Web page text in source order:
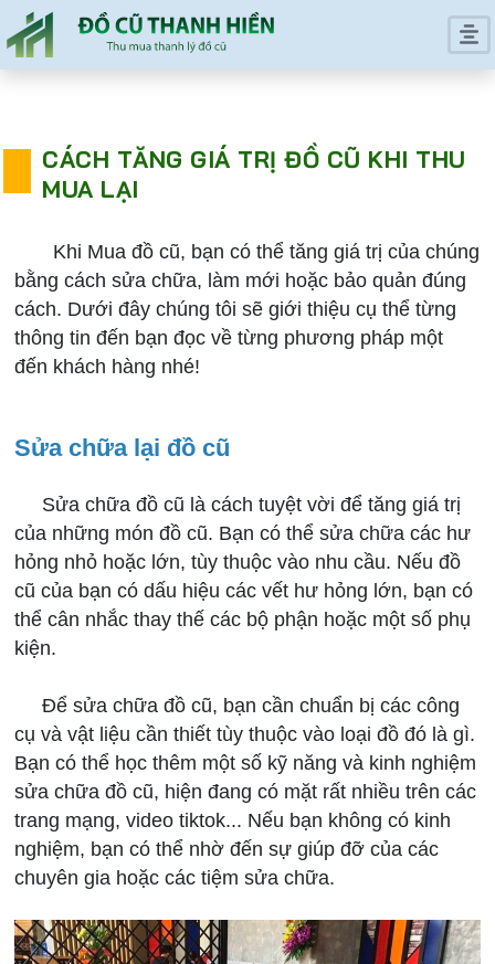
CÁCH TĂNG GIÁ TRỊ ĐỒ CŨ KHI THU
MUA LẠI
Khi Mua đồ cũ, bạn có thể tăng giá trị của chúng
bằng cách sửa chữa, làm mới hoặc bảo quản đúng
cách. Dưới đây chúng tôi sẽ giới thiệu cụ thể từng
thông tin đến bạn đọc về từng phương pháp một
đến khách hàng nhé!
Sửa chữa lại đồ cũ
Sửa chữa đồ cũ là cách tuyệt vời để tăng giá trị
của những món đồ cũ. Bạn có thể sửa chữa các hư
hỏng nhỏ hoặc lớn, tùy thuộc vào nhu cầu. Nếu đồ
cũ của bạn có dấu hiệu các vết hư hỏng lớn, bạn có
thể cân nhắc thay thế các bộ phận hoặc một số phụ
kiện.
Để sửa chữa đồ cũ, bạn cần chuẩn bị các công
cụ và vật liệu cần thiết tùy thuộc vào loại đồ đó là gì.
Bạn có thể học thêm một số kỹ năng và kinh nghiệm
sửa chữa đồ cũ, hiện đang có mặt rất nhiều trên các
trang mạng, video tiktok... Nếu bạn không có kinh
nghiệm, bạn có thể nhờ đến sự giúp đỡ của các
chuyên gia hoặc các tiệm sửa chữa.